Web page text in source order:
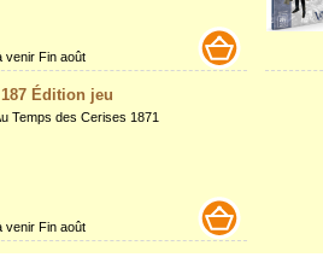
venir Fin août
Édition jeu
Temps des Cerises 1871
venir Fin août